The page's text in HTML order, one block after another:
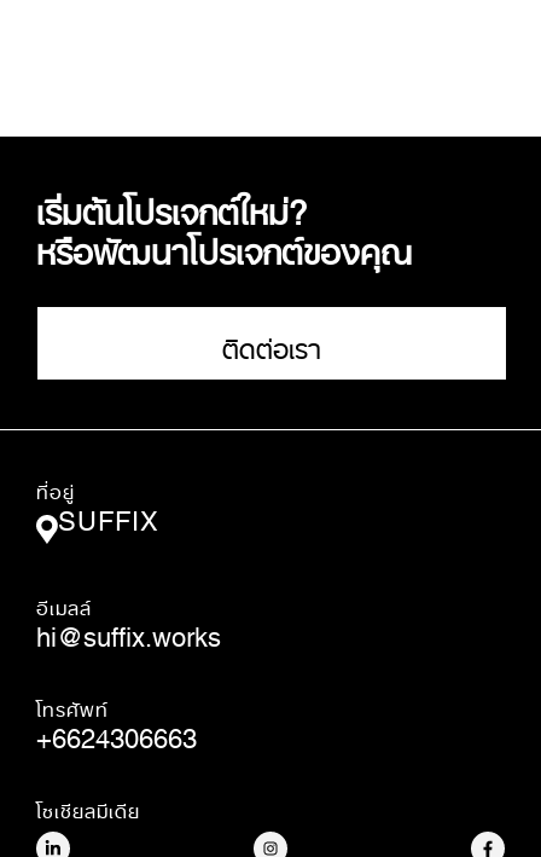
เริ่มต้นโปรเจกต์ใหม่?
หรือพัฒนาโปรเจกต์ของคุณ
ติดต่อเรา
ที่อยู่
SUFFIX
อีเมลล์
hi@suffix.works
โทรศัพท์
+6624306663
โซเชียลมีเดีย